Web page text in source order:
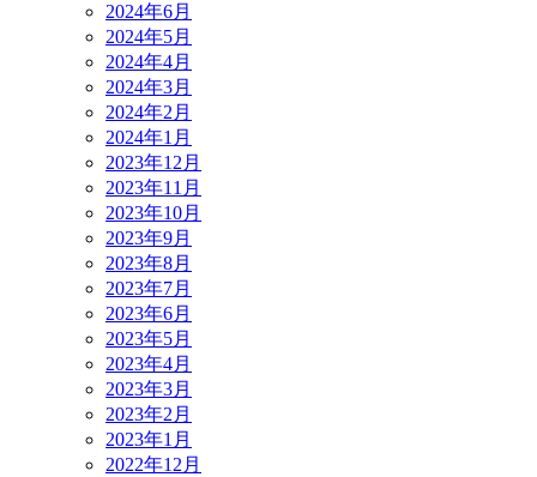
2024年6月
2024年5月
2024年4月
2024年3月
2024年2月
2024年1月
2023年12月
2023年11月
2023年10月
2023年9月
2023年8月
2023年7月
2023年6月
2023年5月
2023年4月
2023年3月
2023年2月
2023年1月
2022年12月